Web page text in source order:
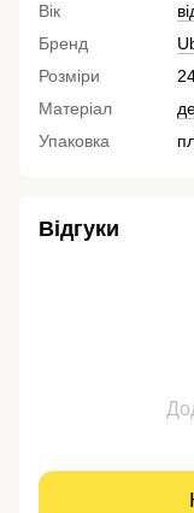
Вік
Бренд
Розміри
Матеріал
Упаковка
Відгуки